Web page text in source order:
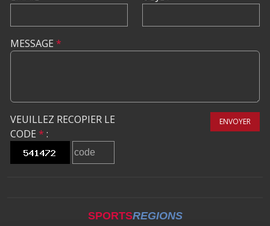
MESSAGE *
VEUILLEZ RECOPIER LE
CODE * :
ENVOYER
SPORTSREGIONS